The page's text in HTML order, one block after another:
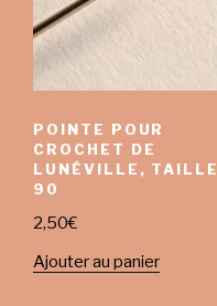
POINTE POUR
CROCHET DE
LUNÉVILLE, TAILLE
90
2,50€
Ajouter au panier